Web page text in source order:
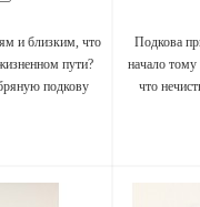
и близким, что
пути?
подкову
Подкова
начало тому
что